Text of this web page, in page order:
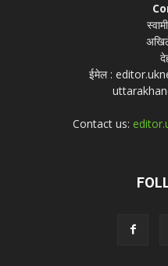
ईमेल :
Contact us: